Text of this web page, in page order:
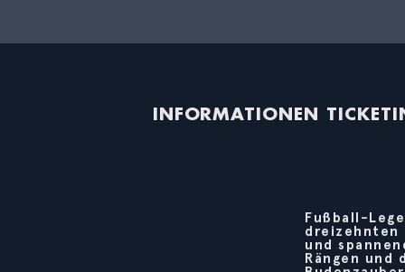
INFORMATIONEN
Fußball-
dreizehnten
und
Rängen und